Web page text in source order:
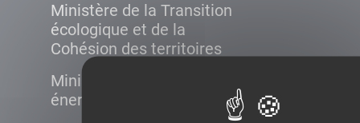
Ministère de la Transition
écologique et de la
Cohésion des territoires
Ministère de la Transition
énergétique